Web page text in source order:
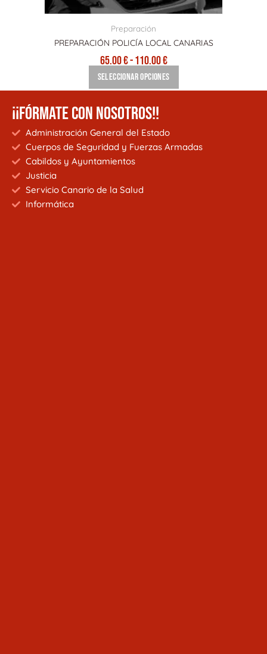
Preparación
PREPARACIÓN POLICÍA LOCAL CANARIAS
65.00€-110.00€
Seleccionar opciones
página
de
producto
¡¡FÓRMATE CON NOSOTROS!!
Administración General del Estado
Cuerpos de Seguridad y Fuerzas Armadas
Cabildos y Ayuntamientos
Justicia
Servicio Canario de la Salud
Informática